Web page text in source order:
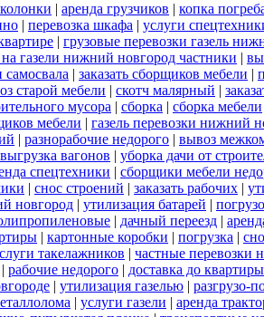
| аренда грузчиков | копка
| перевозка шкафа | услуги
| грузовые перевозки газель
газели нижний новгород частники |
самосвала | заказать сборщиков мебели |
старой мебели | скотч малярный |
мусора | сборка | сборка мебели
мебели | газель перевозки нижний
| разнорабочие недорого | вывоз
выгрузка вагонов | уборка дачи от
спецтехники | сборщики мебели
| снос строений | заказать рабочих |
новгород | утилизация батарей |
| дачный переезд |
| картонные коробки | погрузка |
такелажников | частные перевозки
| рабочие недорого | доставка до квартиры
| утилизация газелью | разгрузо-
| услуги газели | аренда